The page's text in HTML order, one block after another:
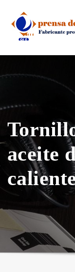
content
aceite